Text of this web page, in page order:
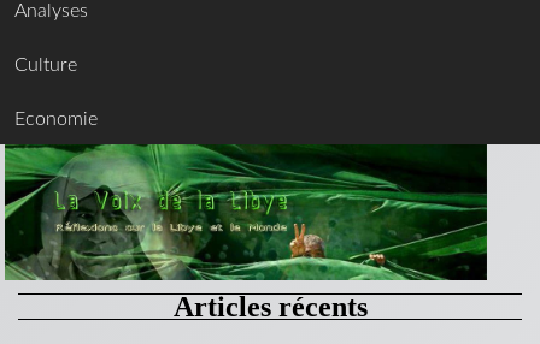
Analyses
Culture
Economie
Articles récents